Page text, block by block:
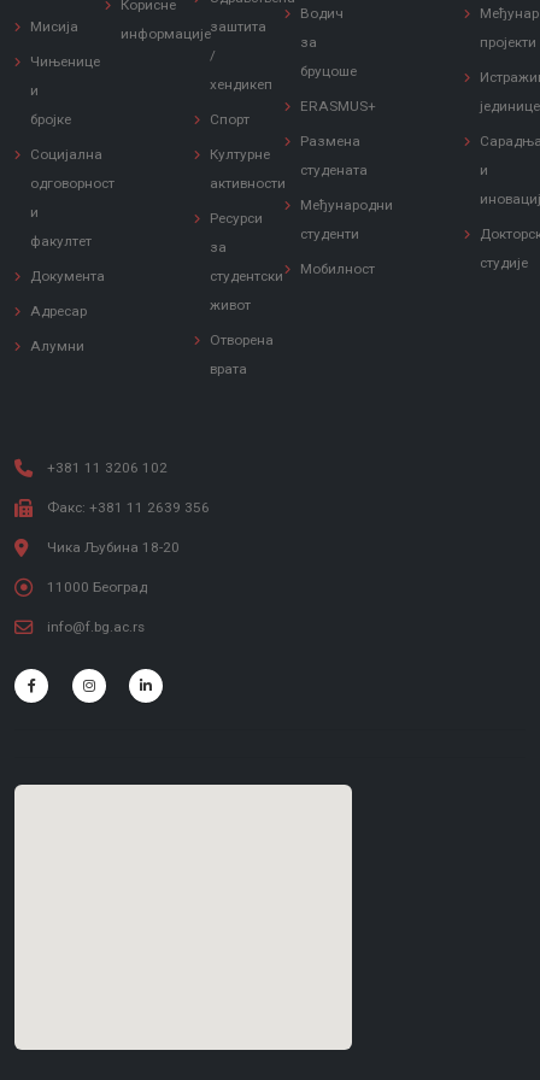
Мисија
Чињенице
и
бројке
Социјална
одговорност
и
факултет
Документа
Адресар
Алумни
Корисне
информацијезаштита
/
хендикеп
Спорт
Културне
активности
Ресурси
за
студентски
живот
Отворена
врата
Водич
за
бруцоше
ERASMUS+
Размена
студената
Међународни
студенти
Мобилност
пројекти
јединице
и
студије
+381 11 3206 102
Факс: +381 11 2639 356
Чика Љубина 18-20
11000 Београд
info@f.bg.ac.rs